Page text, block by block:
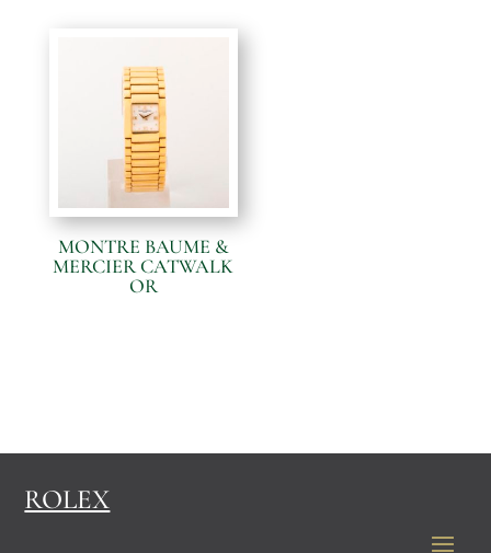
MONTRE BAUME &
MERCIER CATWALK
OR
ROLEX